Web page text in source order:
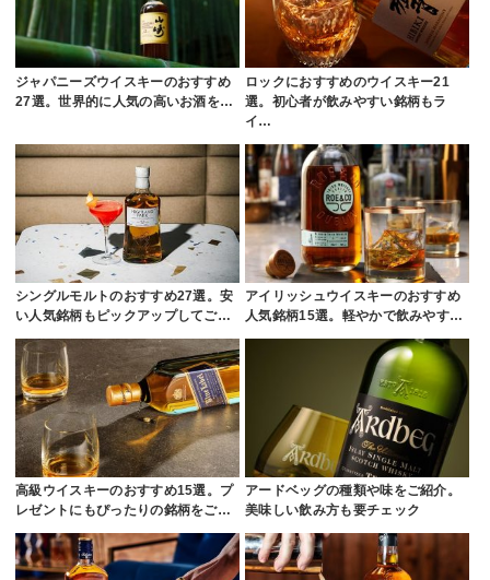
ジャパニーズウイスキーのおすすめ
27選。世界的に人気の高いお酒を…
ロックにおすすめのウイスキー21
選。初心者が飲みやすい銘柄もラ
イ…
シングルモルトのおすすめ27選。安
い人気銘柄もピックアップしてご…
アイリッシュウイスキーのおすすめ
人気銘柄15選。軽やかで飲みやす…
高級ウイスキーのおすすめ15選。プ
レゼントにもぴったりの銘柄をご…
アードベッグの種類や味をご紹介。
美味しい飲み方も要チェック